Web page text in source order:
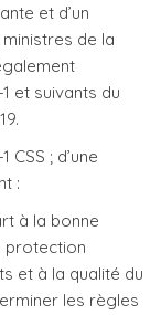
et d’un
de la
et suivants du
CSS ; d’une
:
à la bonne
protection
et à la qualité du
les règles